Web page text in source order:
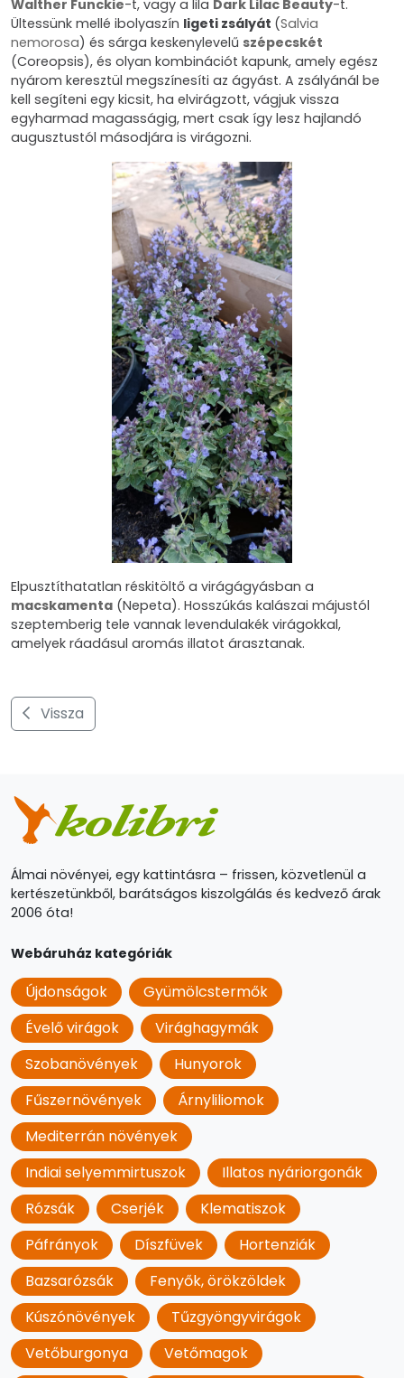
Walther Funckie-t, vagy a lila Dark Lilac Beauty-t.
Ültessünk mellé ibolyaszín ligeti zsályát (Salvia
nemorosa) és sárga keskenylevelű szépecskét
(Coreopsis), és olyan kombinációt kapunk, amely egész
nyárom keresztül megszínesíti az ágyást. A zsályánál be
kell segíteni egy kicsit, ha elvirágzott, vágjuk vissza
egyharmad magasságig, mert csak így lesz hajlandó
augusztustól másodjára is virágozni.
Elpusztíthatatlan réskitöltő a virágágyásban a
macskamenta (Nepeta). Hosszúkás kalászai májustól
szeptemberig tele vannak levendulakék virágokkal,
amelyek ráadásul aromás illatot árasztanak.
Vissza
Álmai növényei, egy kattintásra – frissen, közvetlenül a
kertészetünkből, barátságos kiszolgálás és kedvező árak
2006 óta!
Webáruház kategóriák
Újdonságok
Gyümölcstermők
Évelő virágok
Virághagymák
Szobanövények
Hunyorok
Fűszernövények
Árnyliliomok
Mediterrán növények
Indiai selyemmirtuszok
Illatos nyáriorgonák
Rózsák
Cserjék
Klematiszok
Páfrányok
Díszfüvek
Hortenziák
Bazsarózsák
Fenyők, örökzöldek
Kúszónövények
Tűzgyöngyvirágok
Vetőburgonya
Vetőmagok